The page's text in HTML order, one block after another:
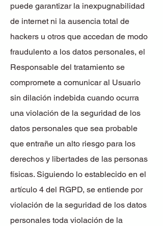
puede garantizar la inexpugnabilidad
de internet ni la ausencia total de
hackers u otros que accedan de modo
fraudulento a los datos personales, el
Responsable del tratamiento se
compromete a comunicar al Usuario
sin dilación indebida cuando ocurra
una violación de la seguridad de los
datos personales que sea probable
que entrañe un alto riesgo para los
derechos y libertades de las personas
físicas. Siguiendo lo establecido en el
artículo 4 del RGPD, se entiende por
violación de la seguridad de los datos
personales toda violación de la